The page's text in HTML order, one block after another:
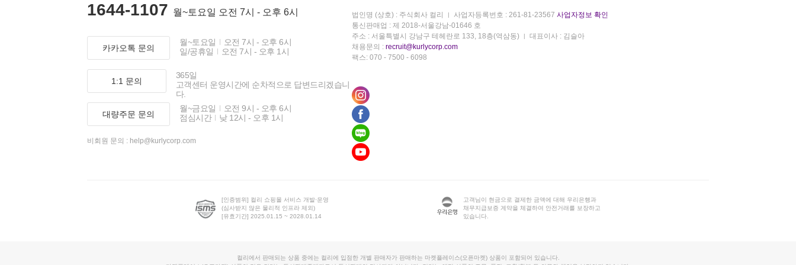
1644-1107 월~토요일 오전 7시 - 오후 6시
카카오톡 문의
월~토요일
오전 7시 - 오후 6시
일/공휴일
오전 7시 - 오후 1시
1:1 문의
365일
고객센터 운영시간에 순차적으로 답변드리겠습니
다.
대량주문 문의
월~금요일
오전 9시 - 오후 6시
점심시간
낮 12시 - 오후 1시
비회원 문의 : help@kurlycorp.com
법인명 (상호) : 주식회사 컬리 사업자등록번호 : 261-81-23567 사업자정보 확인
통신판매업 : 제 2018-서울강남-01646 호
주소 : 서울특별시 강남구 테헤란로 133, 18층(역삼동)
대표이사 : 김슬아
채용문의 : recruit@kurlycorp.com
팩스: 070 - 7500 - 6098
[인증범위] 컬리 쇼핑몰 서비스 개발·운영
(심사받지 않은 물리적 인프라 제외)
[유효기간] 2025.01.15 ~ 2028.01.14
고객님이 현금으로 결제한 금액에 대해 우리은행과
채무지급보증 계약을 체결하여 안전거래를 보장하고
있습니다.
컬리에서 판매되는 상품 중에는 컬리에 입점한 개별 판매자가 판매하는 마켓플레이스(오픈마켓) 상품이 포함되어 있습니다.